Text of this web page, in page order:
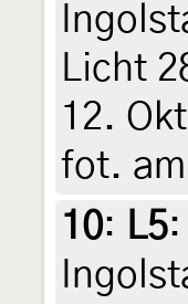
Licht
12.
fot.
10: L5